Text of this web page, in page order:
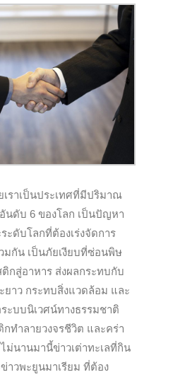
ราเป็นประเทศที่มีปริมาณ
นดับ 6 ของโลก เป็นปัญหา
ะดับโลกที่ต้องเร่งจัดการ
มกัน เป็นภัยเงียบที่ซ่อนพิษ
กสู่อาหาร ส่งผลกระทบกับ
าว กระทบสิ่งแวดล้อม และ
ะบบนิเวศน์ทางธรรมชาติ
ทำลายวงจรชีวิต และคร่า
ม่นานมานี้ข่าวเต่าทะเลที่กิน
าวพะยูนมาเรียม ที่ต้อง